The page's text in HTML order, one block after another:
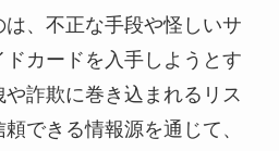
は、不正な手段や怪しいサ
カードを入手しようとす
詐欺に巻き込まれるリス
できる情報源を通じて、